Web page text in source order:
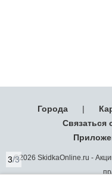
3/3
Города |
Связаться
©2026 SkidkaOnline.ru -